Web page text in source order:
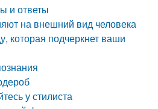
и ответы
на внешний вид человека
которая подчеркнет ваши
у стилиста